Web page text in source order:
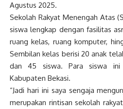
Agustus 2025.
Sekolah Rakyat Menengah Atas
siswa lengkap dengan fasilitas
ruang kelas, ruang komputer,
Sembilan kelas berisi 20 anak
dan 45 siswa. Para siswa
Kabupaten Bekasi.
“Jadi hari ini saya sengaja
merupakan rintisan sekolah